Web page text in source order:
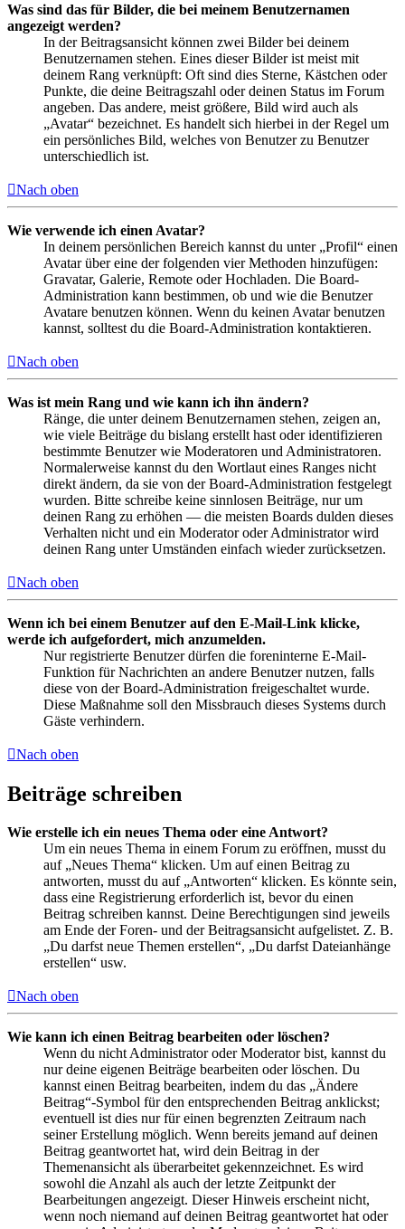
Was sind das für Bilder, die bei meinem Benutzernamen
angezeigt werden?
In der Beitragsansicht können zwei Bilder bei deinem
Benutzernamen stehen. Eines dieser Bilder ist meist mit
deinem Rang verknüpft: Oft sind dies Sterne, Kästchen oder
Punkte, die deine Beitragszahl oder deinen Status im Forum
angeben. Das andere, meist größere, Bild wird auch als
„Avatar“ bezeichnet. Es handelt sich hierbei in der Regel um
ein persönliches Bild, welches von Benutzer zu Benutzer
unterschiedlich ist.
Nach oben
Wie verwende ich einen Avatar?
In deinem persönlichen Bereich kannst du unter „Profil“ einen
Avatar über eine der folgenden vier Methoden hinzufügen:
Gravatar, Galerie, Remote oder Hochladen. Die Board-
Administration kann bestimmen, ob und wie die Benutzer
Avatare benutzen können. Wenn du keinen Avatar benutzen
kannst, solltest du die Board-Administration kontaktieren.
Nach oben
Was ist mein Rang und wie kann ich ihn ändern?
Ränge, die unter deinem Benutzernamen stehen, zeigen an,
wie viele Beiträge du bislang erstellt hast oder identifizieren
bestimmte Benutzer wie Moderatoren und Administratoren.
Normalerweise kannst du den Wortlaut eines Ranges nicht
direkt ändern, da sie von der Board-Administration festgelegt
wurden. Bitte schreibe keine sinnlosen Beiträge, nur um
deinen Rang zu erhöhen — die meisten Boards dulden dieses
Verhalten nicht und ein Moderator oder Administrator wird
deinen Rang unter Umständen einfach wieder zurücksetzen.
Nach oben
Wenn ich bei einem Benutzer auf den E-Mail-Link klicke,
werde ich aufgefordert, mich anzumelden.
Nur registrierte Benutzer dürfen die foreninterne E-Mail-
Funktion für Nachrichten an andere Benutzer nutzen, falls
diese von der Board-Administration freigeschaltet wurde.
Diese Maßnahme soll den Missbrauch dieses Systems durch
Gäste verhindern.
Nach oben
Beiträge schreiben
Wie erstelle ich ein neues Thema oder eine Antwort?
Um ein neues Thema in einem Forum zu eröffnen, musst du
auf „Neues Thema“ klicken. Um auf einen Beitrag zu
antworten, musst du auf „Antworten“ klicken. Es könnte sein,
dass eine Registrierung erforderlich ist, bevor du einen
Beitrag schreiben kannst. Deine Berechtigungen sind jeweils
am Ende der Foren- und der Beitragsansicht aufgelistet. Z. B.
„Du darfst neue Themen erstellen“, „Du darfst Dateianhänge
erstellen“ usw.
Nach oben
Wie kann ich einen Beitrag bearbeiten oder löschen?
Wenn du nicht Administrator oder Moderator bist, kannst du
nur deine eigenen Beiträge bearbeiten oder löschen. Du
kannst einen Beitrag bearbeiten, indem du das „Ändere
Beitrag“-Symbol für den entsprechenden Beitrag anklickst;
eventuell ist dies nur für einen begrenzten Zeitraum nach
seiner Erstellung möglich. Wenn bereits jemand auf deinen
Beitrag geantwortet hat, wird dein Beitrag in der
Themenansicht als überarbeitet gekennzeichnet. Es wird
sowohl die Anzahl als auch der letzte Zeitpunkt der
Bearbeitungen angezeigt. Dieser Hinweis erscheint nicht,
wenn noch niemand auf deinen Beitrag geantwortet hat oder